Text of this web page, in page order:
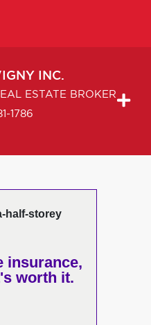
INC.
ESTATE BROKER
1786
half-storey
insurance,
worth it.